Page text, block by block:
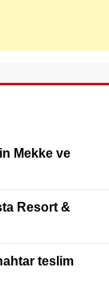
Mekke ve
Resort &
teslim